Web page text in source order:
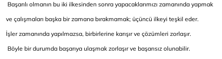
Başarılı olmanın bu iki ilkesinden sonra yapacaklarımızı zamanında yapmak
ve çalışmaları başka bir zamana bırakmamak; üçüncü ilkeyi teşkil eder.
İşler zamanında yapılmazsa, birbirlerine karışır ve çözümleri zorlaşır.
Böyle bir durumda başarıya ulaşmak zorlaşır ve başarısız olunabilir.